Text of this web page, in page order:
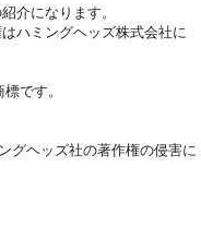
介になります。
ハミングヘッズ株式会社に
です。
グヘッズ社の著作権の侵害に